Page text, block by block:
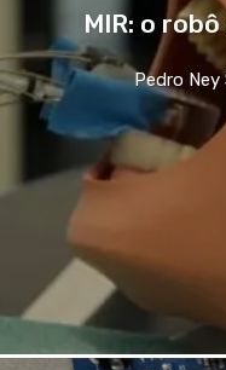
MIR: o
Pedro Ney